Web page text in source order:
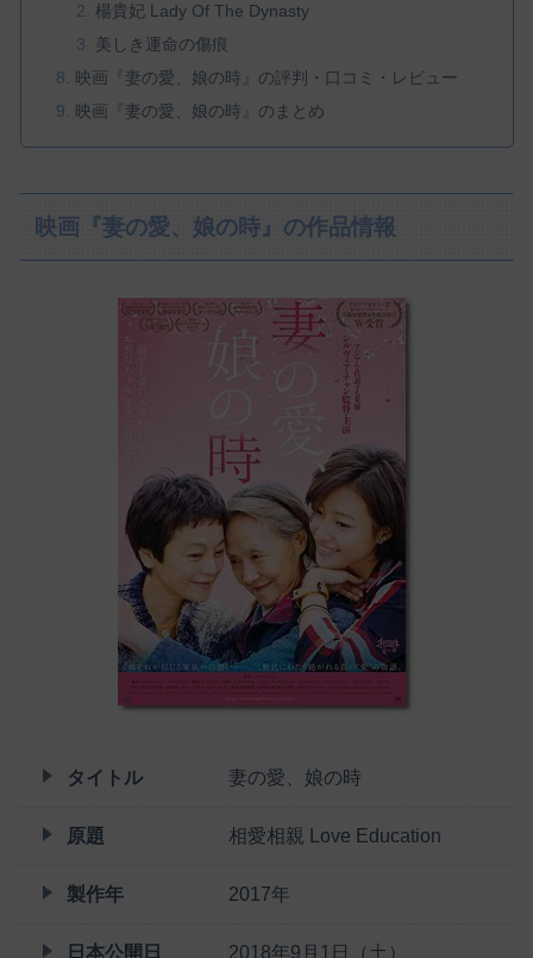
楊貴妃 Lady Of The Dynasty
美しき運命の傷痕
映画『妻の愛、娘の時』の評判・口コミ・レビュー
映画『妻の愛、娘の時』のまとめ
映画『妻の愛、娘の時』の作品情報
タイトル 妻の愛、娘の時
原題 相愛相親 Love Education
製作年 2017年
日本公開日 2018年9月1日（土）